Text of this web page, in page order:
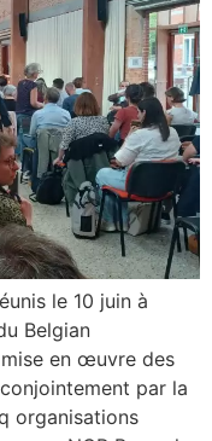
le 10 juin à
Belgian
en œuvre des
par la
organisations